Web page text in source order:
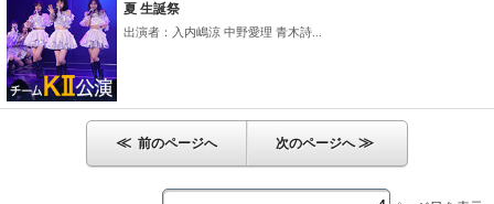
夏 生誕祭
出演者：入内嶋涼 中野愛理 青木詩...
≪ 前のページへ 次のページへ≫